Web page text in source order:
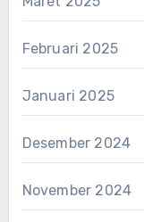
Februari 2025
Januari 2025
Desember 2024
November 2024